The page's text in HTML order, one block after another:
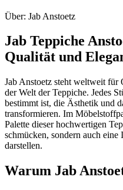
Über: Jab Anstoetz
Jab Teppiche
Qualität und
Jab Anstoetz steht weltweit
der Welt der Teppiche. Jedes
bestimmt ist, die Ästhetik und
transformieren. Im
Palette dieser hochwertigen
schmücken, sondern auch
darstellen.
Warum Jab